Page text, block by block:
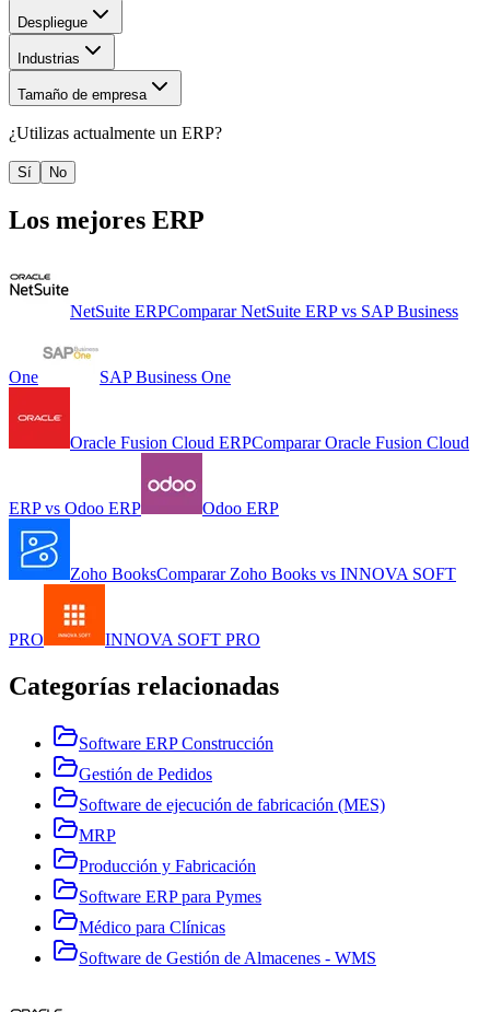
Despliegue
Industrias
Tamaño de empresa
¿Utilizas actualmente un ERP?
Sí No
Los mejores ERP
NetSuite ERPComparar NetSuite ERPvs SAP Business
One SAP Business One
Oracle Fusion Cloud ERPComparar Oracle Fusion Cloud
ERPvs Odoo ERP Odoo ERP
Zoho BooksComparar Zoho Books vs INNOVA SOFT
PRO INNOVA SOFT PRO
Categorías relacionadas
Software ERP Construcción
Gestión de Pedidos
Software de ejecución de fabricación (MES)
MRP
Producción y Fabricación
Software ERP para Pymes
Médico para Clínicas
Software de Gestión de Almacenes - WMS